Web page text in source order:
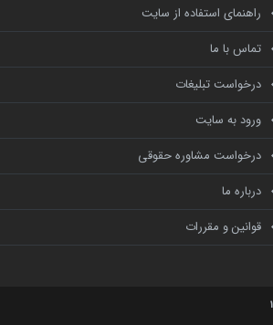
راهنمای استفاده از سایت
تماس با ما
درخواست تبلیغات
ورود به سایت
درخواست مشاوره حقوقی
درباره ما
قوانین و مقررات